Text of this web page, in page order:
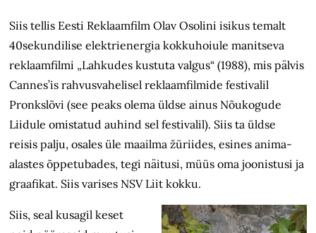
Siis tellis Eesti Reklaamfilm Olav Osolini isikus temalt
40sekundilise elektrienergia kokkuhoiule manitseva
reklaamfilmi „Lahkudes kustuta valgus“ (1988), mis pälvis
Cannes’is rahvusvahelisel reklaamfilmide festivalil
Pronkslõvi (see peaks olema üldse ainus Nõukogude
Liidule omistatud auhind sel festivalil). Siis ta üldse
reisis palju, osales üle maailma žüriides, esines anima-
alastes õppetubades, tegi näitusi, müüs oma joonistusi ja
graafikat. Siis varises NSV Liit kokku.
Siis, seal kusagil keset